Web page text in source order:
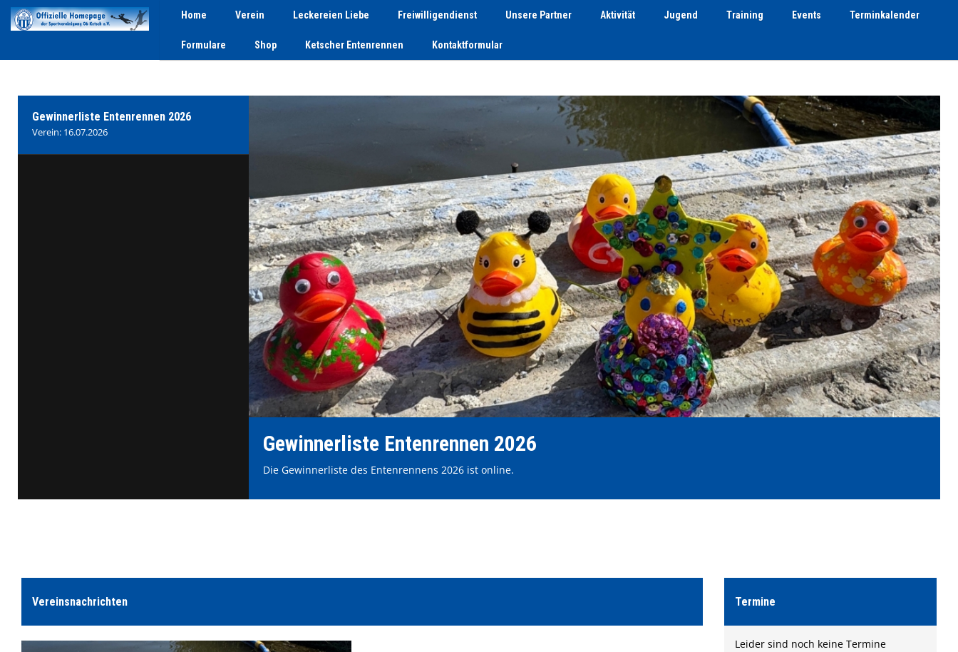
Home Verein Leckereien Liebe Freiwilligendienst Unsere Partner Aktivität Jugend Training Events Terminkalender
Formulare Shop Ketscher Entenrennen Kontaktformular
Gewinnerliste Entenrennen 2026
Die Gewinnerliste des Entenrennens 2026 ist online.
Gewinnerliste Entenrennen 2026
Verein: 16.07.2026
Vereinsnachrichten Termine
Leider sind noch keine Termine